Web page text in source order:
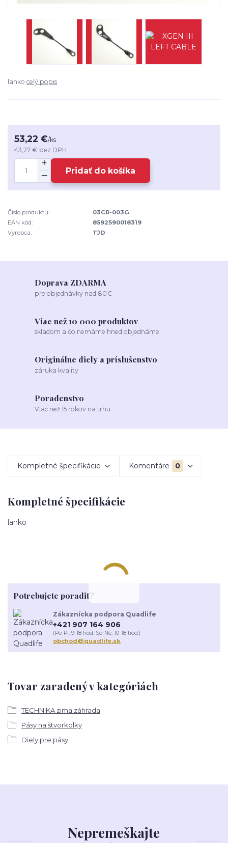
lanko celý popis
53,22 €/ks
43,27 € bez DPH
Pridať do košíka
Číslo produktu:
03CR-003G
EAN kód:
8592590018319
Výrobca:
TJD
Doprava ZDARMA
pre objednávky nad 80€
Viac než 10 000 produktov
skladom a čo nemáme hned objednáme
Originálne diely a príslušenstvo
záruka kvality
Poradenstvo
Viac než 15 rokov na trhu
Kompletné špecifikácie Komentáre 0
Kompletné špecifikácie
lanko
Tovar zaradený v kategóriách
TECHNIKA zima záhrada
Pásy na štvorkolky
Diely pre pásy
Potrebujete poradiť?
Zákaznícka podpora Quadlife
+421 907 164 906
(Po-Pi, 9-18 hod. So-Ne, 10-18 hod.)
obchod@quadlife.sk
Nepremeškajte